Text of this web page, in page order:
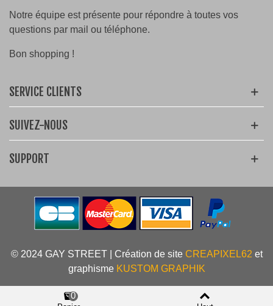
Notre équipe est présente pour répondre à toutes vos
questions par mail ou téléphone.
Bon shopping !
SERVICE CLIENTS
SUIVEZ-NOUS
SUPPORT
© 2024 GAY STREET | Création de site CREAPIXEL62 et
graphisme KUSTOM GRAPHIK
0